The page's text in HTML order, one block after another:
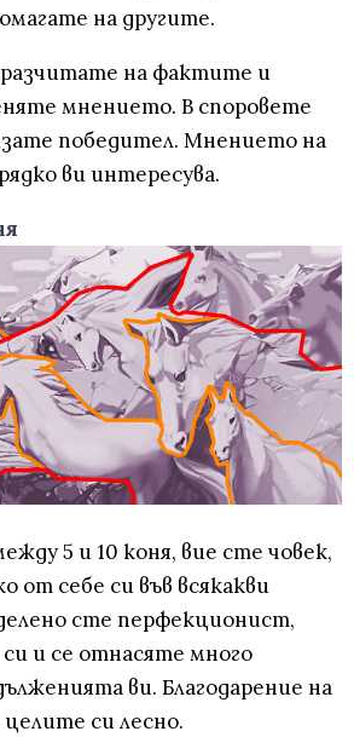
на другите.
на фактите и
мнението. В споровете
победител. Мнението на
ви интересува.
5 и 10 коня, вие сте човек,
от себе си във всякакви
сте перфекционист,
си и се отнасяте много
ви. Благодарение на
си лесно.